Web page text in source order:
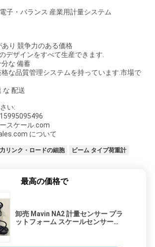
子・バランス 産業用計量システム
り 競争力のある価格
デザインをすべて生産できます.
な 備蓄
な品質管理システムを持っています.市場で
な 配送
い:
スケール.com
について
リンク・ロードの細胞 ビーム タイプ荷重計
最高の価格で
卸売 Mavin NA2 計量センサー プラ
ットフォーム スケールセンサー